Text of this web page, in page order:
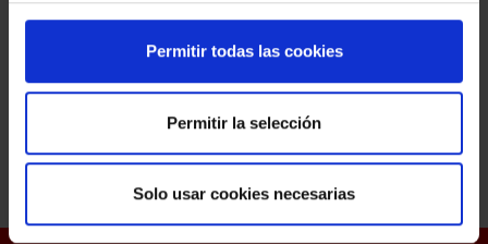
Permitir todas las cookies
Permitir la selección
Solo usar cookies necesarias